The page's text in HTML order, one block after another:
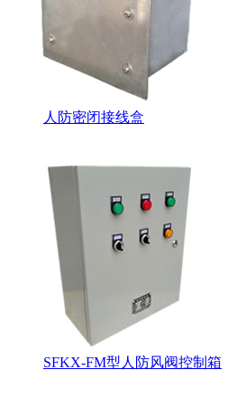
人防密闭接线盒
SFKX-FM型人防风阀控制箱